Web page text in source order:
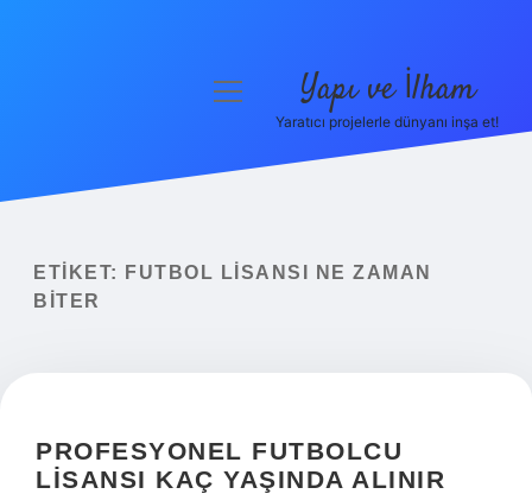
Yasal Uyarı
menüyü
Yapı ve İlham
Yaratıcı projelerle dünyanı inşa et!
ETIKET:
FUTBOL LISANSI NE ZAMAN
BITER
PROFESYONEL FUTBOLCU
LISANSI KAÇ YAŞINDA ALINIR